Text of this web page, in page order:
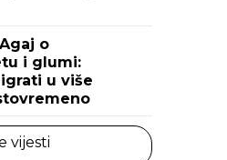
o
i glumi:
u više
vijesti